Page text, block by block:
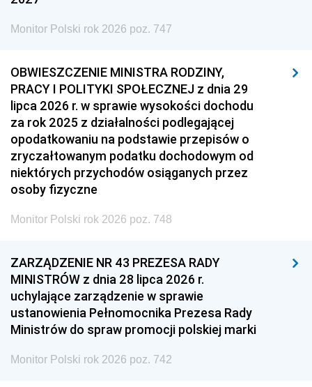
Monitor Polski rok 2026 poz. 747
OBWIESZCZENIE MINISTRA RODZINY,
PRACY I POLITYKI SPOŁECZNEJ z dnia 29
lipca 2026 r. w sprawie wysokości dochodu
za rok 2025 z działalności podlegającej
opodatkowaniu na podstawie przepisów o
zryczałtowanym podatku dochodowym od
niektórych przychodów osiąganych przez
osoby fizyczne
Monitor Polski rok 2026 poz. 748
ZARZĄDZENIE NR 43 PREZESA RADY
MINISTRÓW z dnia 28 lipca 2026 r.
uchylające zarządzenie w sprawie
ustanowienia Pełnomocnika Prezesa Rady
Ministrów do spraw promocji polskiej marki
Monitor Polski rok 2026 poz. 742